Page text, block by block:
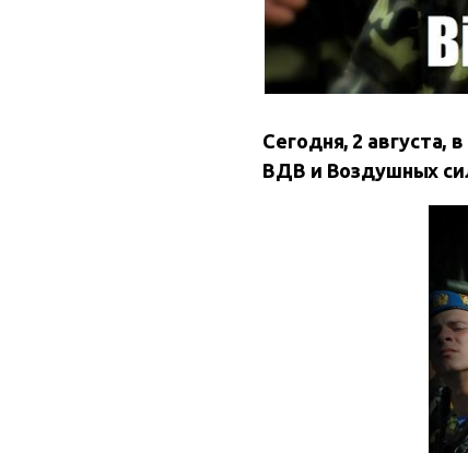
Сегодня, 2 августа,
ВДВ и Воздушных